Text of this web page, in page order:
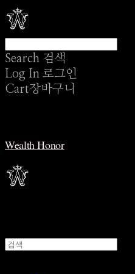
Search 검색
Log In 로그인
Cart장바구니
Wealth Honor